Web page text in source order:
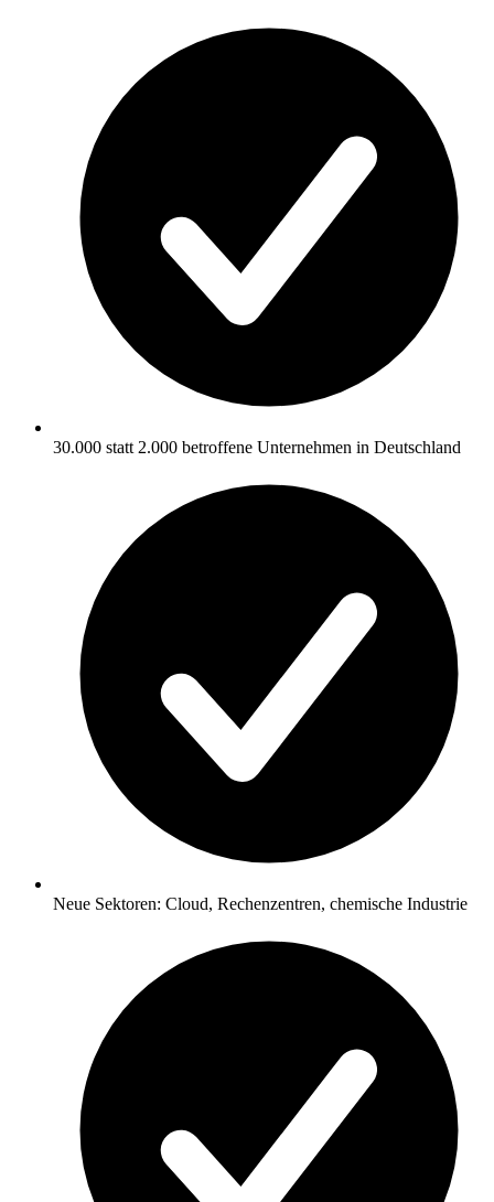
30.000 statt 2.000 betroffene Unternehmen in Deutschland
Neue Sektoren: Cloud, Rechenzentren, chemische Industrie